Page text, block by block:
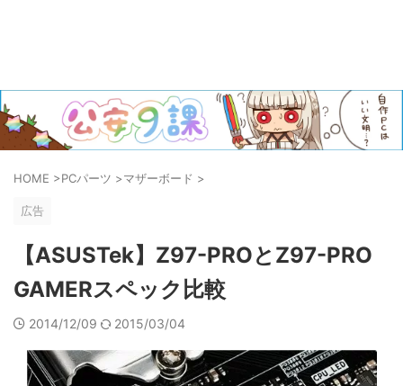
HOME >PCパーツ >マザーボード >
広告
【ASUSTek】Z97-PROとZ97-PRO
GAMERスペック比較
2014/12/09 2015/03/04